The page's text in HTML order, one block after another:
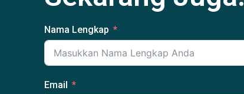
Nama Lengkap
Email